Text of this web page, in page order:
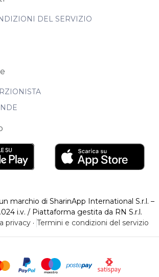
DEL SERVIZIO
marchio di SharinApp International S.r.l. –
i.v. / Piattaforma gestita da RN S.r.l.
privacy· Termini e condizioni del servizio